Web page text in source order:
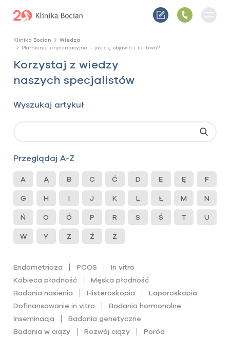
Klinika Bocian
Wiedza
Plamienie implantacyjne – jak się objawia i ile trwa?
Korzystaj z wiedzy
naszych specjalistów
Wyszukaj artykuł
Przeglądaj A-Z
A Ą B C Ć D E Ę F
G H I J K L Ł M N
Ń O Ó P R S Ś T U
W Y Z Ź Ż
Endometrioza PCOS
In vitro
Kobieca płodność
Męska płodność
Badania nasienia
Histeroskopia
Laparoskopia
Dofinansowanie in vitro
Badania hormonalne
Inseminacja
Badania genetyczne
Badania w ciąży
Rozwój ciąży Poród